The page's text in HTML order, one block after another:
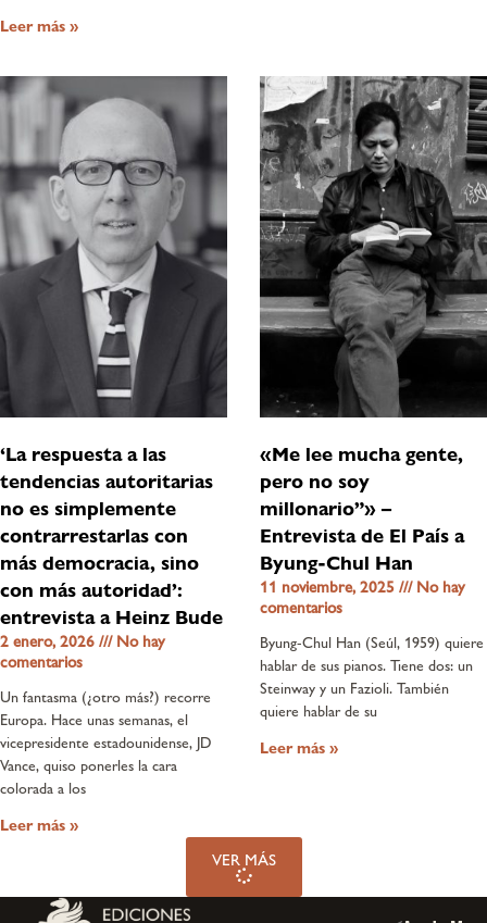
Leer más »
‘La respuesta a las
tendencias autoritarias
no es simplemente
contrarrestarlas con
más democracia, sino
con más autoridad’:
entrevista a Heinz Bude
2 enero, 2026
No hay
comentarios
Un fantasma (¿otro más?) recorre
Europa. Hace unas semanas, el
vicepresidente estadounidense, JD
Vance, quiso ponerles la cara
colorada a los
Leer más »
«Me lee mucha gente,
pero no soy
millonario”» –
Entrevista de El País a
Byung-Chul Han
11 noviembre, 2025
No hay
comentarios
Byung-Chul Han (Seúl, 1959) quiere
hablar de sus pianos. Tiene dos: un
Steinway y un Fazioli. También
quiere hablar de su
Leer más »
VER MÁS